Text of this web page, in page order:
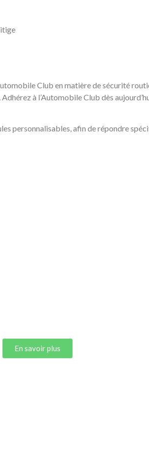
Club en matière de sécurité
à l’Automobile Club dès
personnalisables, afin de répondre
En savoir plus